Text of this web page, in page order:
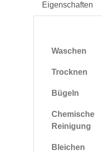
Eigenschaften
Waschen
Trocknen
Bügeln
Chemische
Reinigung
Bleichen